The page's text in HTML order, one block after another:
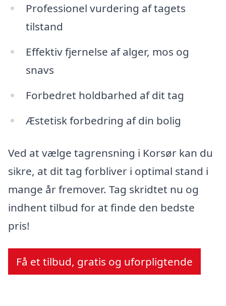
Professionel vurdering af tagets
tilstand
Effektiv fjernelse af alger, mos og
snavs
Forbedret holdbarhed af dit tag
Æstetisk forbedring af din bolig
Ved at vælge tagrensning i Korsør kan du
sikre, at dit tag forbliver i optimal stand i
mange år fremover. Tag skridtet nu og
indhent tilbud for at finde den bedste
pris!
Få et tilbud, gratis og uforpligtende